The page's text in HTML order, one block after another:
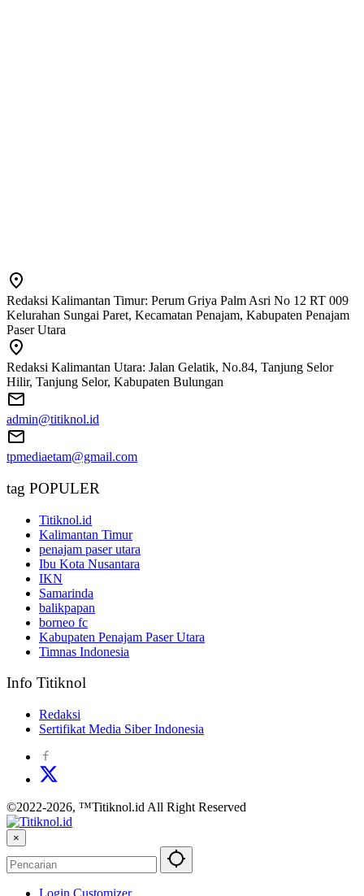
Redaksi Kalimantan Timur: Perum Griya Palm Asri No 12 RT 009
Kelurahan Sungai Paret, Kecamatan Penajam, Kabupaten Penajam
Paser Utara
Redaksi Kalimantan Utara: Jalan Gelatik, No.84, Tanjung Selor
Hilir, Tanjung Selor, Kabupaten Bulungan
admin@titiknol.id
tpmediaetam@gmail.com
tag POPULER
Titiknol.id
Kalimantan Timur
penajam paser utara
Ibu Kota Nusantara
IKN
Samarinda
balikpapan
borneo fc
Kabupaten Penajam Paser Utara
Timnas Indonesia
Info Titiknol
Redaksi
Sertifikat Media Siber Indonesia
©2022-2026, ™Titiknol.id All Right Reserved
×
Login Customizer